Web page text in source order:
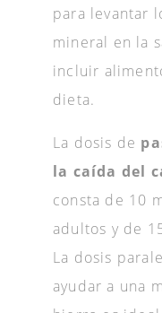
para levantar
mineral en la
incluir
dieta.
La dosis de
la caída del
consta de 10
adultos y de
La dosis
ayudar a una